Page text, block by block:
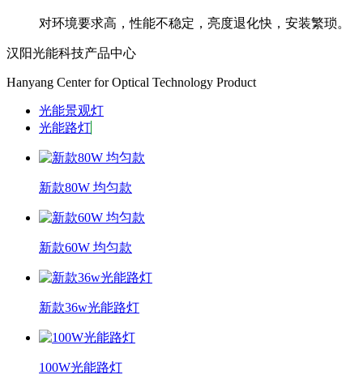
对环境要求高，性能不稳定，亮度退化快，安装繁琐。
汉阳光能科技产品中心
Hanyang Center for Optical Technology Product
光能景观灯
光能路灯
新款80W 均匀款
新款60W 均匀款
新款36w光能路灯
100W光能路灯